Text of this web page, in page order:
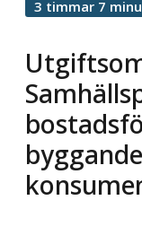
3 timmar 7